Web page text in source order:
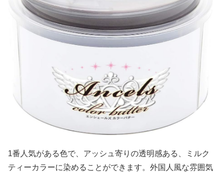
1番人気がある色で、アッシュ寄りの透明感ある、ミルク
ティーカラーに染めることができます。外国人風な雰囲気